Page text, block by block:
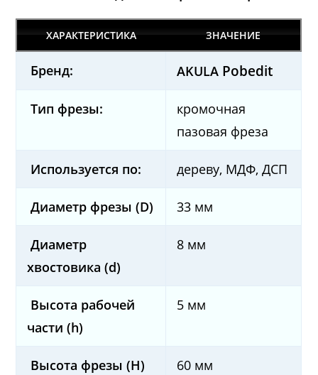
ХАРАКТЕРИСТИКА ЗНАЧЕНИЕ
Бренд: AKULA Pobedit
Тип фрезы:
кромочная
пазовая фреза
Используется по: дереву, МДФ, ДСП
Диаметр фрезы (D) 33 мм
Диаметр
хвостовика (d)
8 мм
Высота рабочей
части (h)
5 мм
Высота фрезы (H) 60 мм